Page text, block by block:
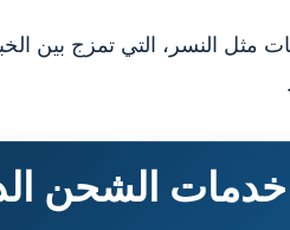
النسر، التي تمزج بين الخبرة
الشحن